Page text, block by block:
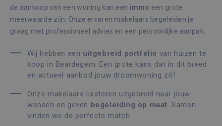
de aankoop van een woning kan een immo een grote
meerwaarde zijn. Onze ervaren makelaars begeleiden je
graag met professioneel advies en een persoonlijke aanpak.
Wij hebben een uitgebreid portfolio van huizen te
koop in Baardegem. Een grote kans dat in dit breed
en actueel aanbod jouw droomwoning zit!
Onze makelaars luisteren uitgebreid naar jouw
wensen en geven begeleiding op maat. Samen
vinden we de perfecte match.